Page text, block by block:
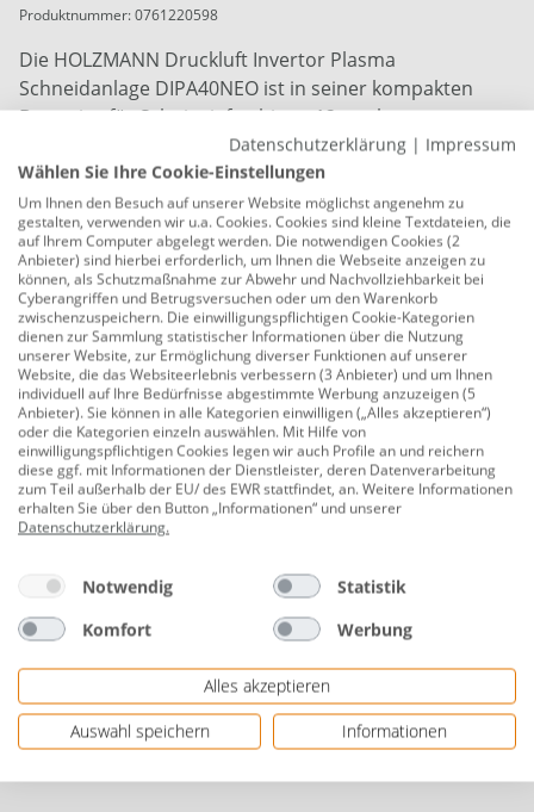
Produktnummer:0761220598
Die HOLZMANN Druckluft Invertor Plasma
Schneidanlage DIPA40NEO ist in seiner kompakten
Bauweise für Schnitttiefen bis zu 12mm bestens
Maße: 371 x 153 x 232 mm
Eingangsleistungskapazität in KVA: 4,8
Schneidstrombereich: 15 - 40 A
Max. Schnittstärke: 12 mm
Gasvorströmzeit in s: 2,5 | 5
Eingangsspannung: 230 V/50-60 Hz
Gewicht: 11 kg
Lieferumfang: Masseklemme (L=3m),
Schneidbrenner (L= 4m), Druckminderer,
Verbindungsschlauch (0,5m)
Herstellerinformationen: HOLZMANN MASCHINEN®
GmbH | Marktplatz 4 | 4170 Haslach, OESTERREICH
| eMail: info@holzmann-maschinen.at |
Bewertungen
Datenschutzerklärung | Impressum
Wählen Sie Ihre Cookie-Einstellungen
Um Ihnen den Besuch auf unserer Website möglichst angenehm zu
gestalten, verwenden wir u.a. Cookies. Cookies sind kleine Textdateien, die
auf Ihrem Computer abgelegt werden. Die notwendigen Cookies (2
Anbieter) sind hierbei erforderlich, um Ihnen die Webseite anzeigen zu
können, als Schutzmaßnahme zur Abwehr und Nachvollziehbarkeit bei
Cyberangriffen und Betrugsversuchen oder um den Warenkorb
zwischenzuspeichern. Die einwilligungspflichtigen Cookie-Kategorien
dienen zur Sammlung statistischer Informationen über die Nutzung
unserer Website, zur Ermöglichung diverser Funktionen auf unserer
Website, die das Websiteerlebnis verbessern (3 Anbieter) und um Ihnen
individuell auf Ihre Bedürfnisse abgestimmte Werbung anzuzeigen (5
Anbieter). Sie können in alle Kategorien einwilligen („Alles akzeptieren“)
oder die Kategorien einzeln auswählen. Mit Hilfe von
einwilligungspflichtigen Cookies legen wir auch Profile an und reichern
diese ggf. mit Informationen der Dienstleister, deren Datenverarbeitung
zum Teil außerhalb der EU/ des EWR stattfindet, an. Weitere Informationen
erhalten Sie über den Button „Informationen“ und unserer
Datenschutzerklärung.
Notwendig
Statistik
Komfort
Werbung
Alles akzeptieren
Auswahl speichern
Informationen